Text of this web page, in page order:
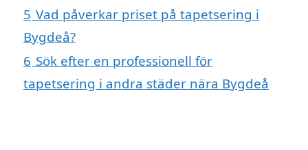
5 Vad påverkar priset på tapetsering i
Bygdeå?
6 Sök efter en professionell för
tapetsering i andra städer nära Bygdeå